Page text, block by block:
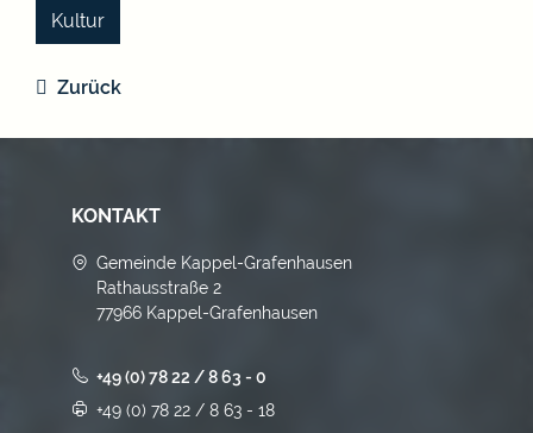
Kultur
Zurück
KONTAKT
Gemeinde Kappel-Grafenhausen
Rathausstraße 2
77966 Kappel-Grafenhausen
+49 (0) 78 22 / 8 63 - 0
+49 (0) 78 22 / 8 63 - 18